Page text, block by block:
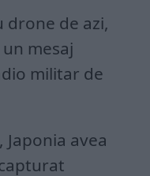
drone de azi,
mesaj
militar de
avea